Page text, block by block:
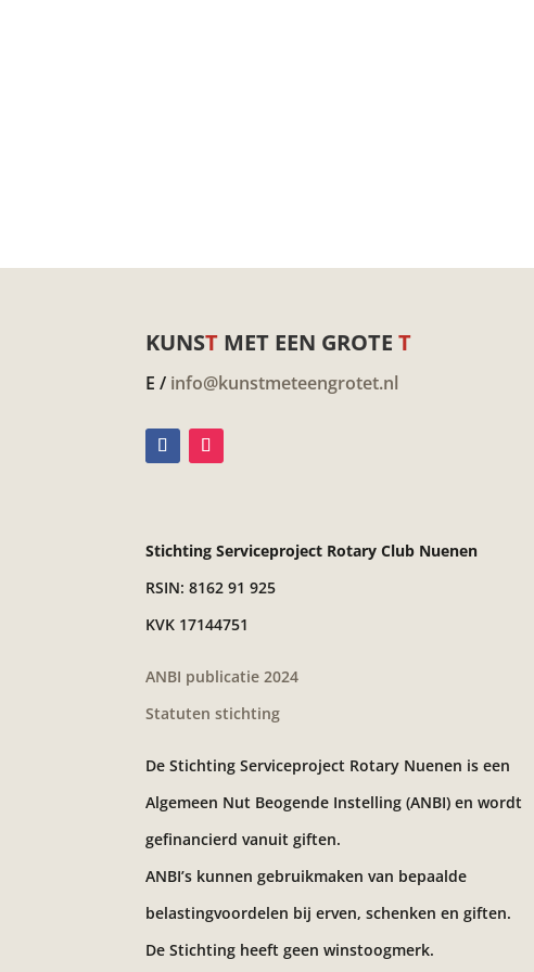
KUNST MET EEN GROTET
E / info@kunstmeteengrotet.nl
Stichting Serviceproject Rotary Club Nuenen
RSIN: 8162 91 925
KVK 17144751
ANBI publicatie 2024
Statuten stichting
De Stichting Serviceproject Rotary Nuenen is een
Algemeen Nut Beogende Instelling (ANBI) en wordt
gefinancierd vanuit giften.
ANBI’s kunnen gebruikmaken van bepaalde
belastingvoordelen bij erven, schenken en giften.
De Stichting heeft geen winstoogmerk.